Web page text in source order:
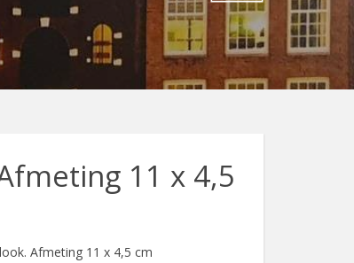
11 x 4,5
Afmeting 11 x 4,5 cm